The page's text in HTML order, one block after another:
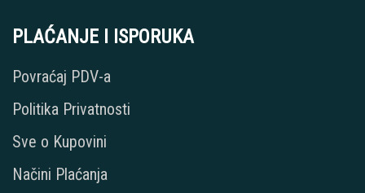
PLAĆANJE I ISPORUKA
Povraćaj PDV-a
Politika Privatnosti
Sve o Kupovini
Načini Plaćanja